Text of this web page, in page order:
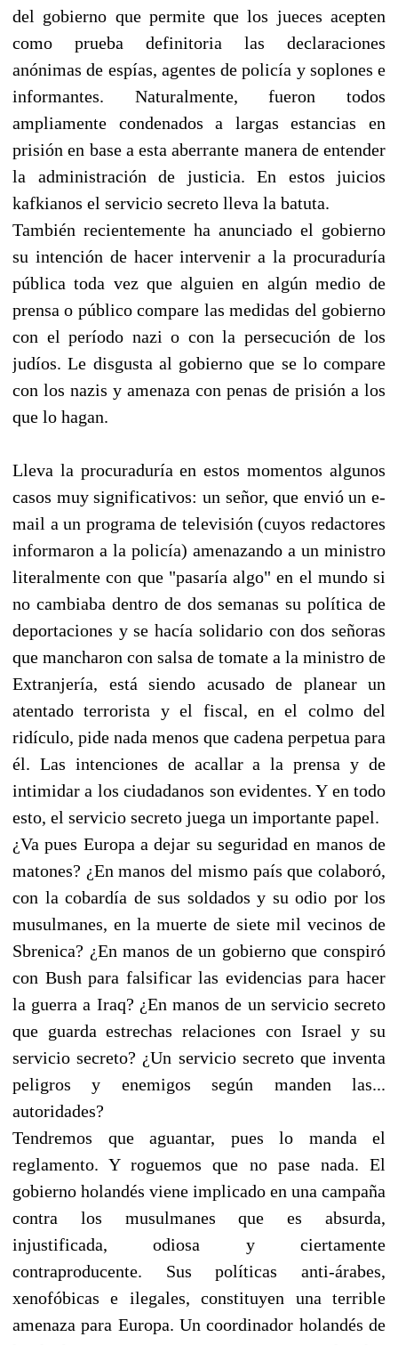
del gobierno que permite que los jueces acepten
como prueba definitoria las declaraciones
anónimas de espías, agentes de policía y soplones e
informantes. Naturalmente, fueron todos
ampliamente condenados a largas estancias en
prisión en base a esta aberrante manera de entender
la administración de justicia. En estos juicios
kafkianos el servicio secreto lleva la batuta.
También recientemente ha anunciado el gobierno
su intención de hacer intervenir a la procuraduría
pública toda vez que alguien en algún medio de
prensa o público compare las medidas del gobierno
con el período nazi o con la persecución de los
judíos. Le disgusta al gobierno que se lo compare
con los nazis y amenaza con penas de prisión a los
que lo hagan.
Lleva la procuraduría en estos momentos algunos
casos muy significativos: un señor, que envió un e-
mail a un programa de televisión (cuyos redactores
informaron a la policía) amenazando a un ministro
literalmente con que "pasaría algo" en el mundo si
no cambiaba dentro de dos semanas su política de
deportaciones y se hacía solidario con dos señoras
que mancharon con salsa de tomate a la ministro de
Extranjería, está siendo acusado de planear un
atentado terrorista y el fiscal, en el colmo del
ridículo, pide nada menos que cadena perpetua para
él. Las intenciones de acallar a la prensa y de
intimidar a los ciudadanos son evidentes. Y en todo
esto, el servicio secreto juega un importante papel.
¿Va pues Europa a dejar su seguridad en manos de
matones? ¿En manos del mismo país que colaboró,
con la cobardía de sus soldados y su odio por los
musulmanes, en la muerte de siete mil vecinos de
Sbrenica? ¿En manos de un gobierno que conspiró
con Bush para falsificar las evidencias para hacer
la guerra a Iraq? ¿En manos de un servicio secreto
que guarda estrechas relaciones con Israel y su
servicio secreto? ¿Un servicio secreto que inventa
peligros y enemigos según manden las...
autoridades?
Tendremos que aguantar, pues lo manda el
reglamento. Y roguemos que no pase nada. El
gobierno holandés viene implicado en una campaña
contra los musulmanes que es absurda,
injustificada, odiosa y ciertamente
contraproducente. Sus políticas anti-árabes,
xenofóbicas e ilegales, constituyen una terrible
amenaza para Europa. Un coordinador holandés de